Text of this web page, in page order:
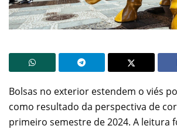
Bolsas no exterior estendem o viés
como resultado da perspectiva de
primeiro semestre de 2024. A leitura